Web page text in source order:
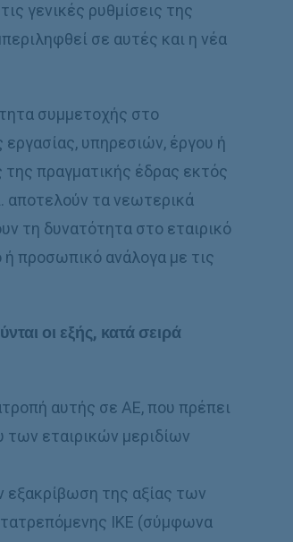
γενικές ρυθμίσεις της
σε αυτές και η νέα
συμμετοχής στο
υπηρεσιών, έργου ή
πραγματικής έδρας εκτός
αποτελούν τα νεωτερικά
τη δυνατότητα στο εταιρικό
προσωπικό ανάλογα με τις
οι εξής, κατά σειρά
αυτής σε AE, που πρέπει
εταιρικών μεριδίων
εξακρίβωση της αξίας των
IKE (σύμφωνα